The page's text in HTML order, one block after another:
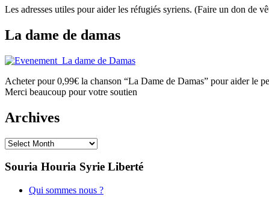
Les adresses utiles pour aider les réfugiés syriens. (Faire un don de
La dame de damas
Acheter pour 0,99€ la chanson “La Dame de Damas” pour aider le
Merci beaucoup pour votre soutien
Archives
Archives
Souria Houria Syrie Liberté
Qui sommes nous ?